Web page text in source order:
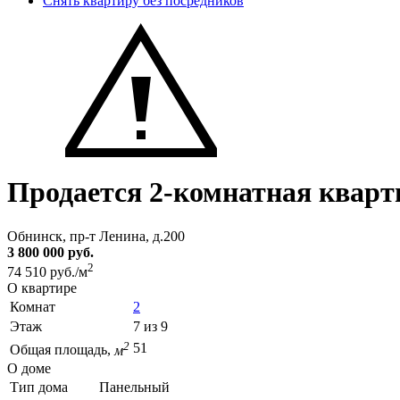
Продается 2-комнатная
Обнинск, пр-т Ленина, д.200
3 800 000 руб.
74 510 руб./м2
О квартире
Комнат
2
Этаж
7 из 9
Общая площадь, м2 51
О доме
Тип дома
Панельный